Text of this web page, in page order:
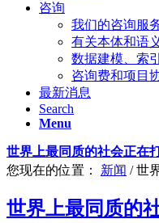
咨询
我们的咨询服
有关本体和语
数据建模、索
咨询费和项目
最新消息
Search
Menu
世界上最同质的社会正在
您现在的位置：
新闻 / 世
世界上最同质的